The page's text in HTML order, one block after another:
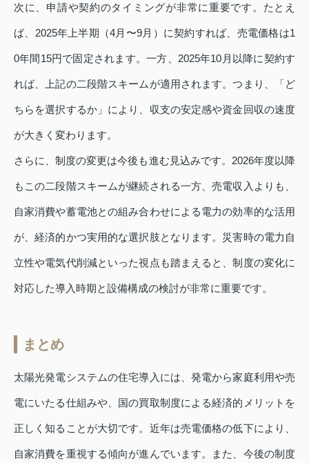
次に、申請や契約のタイミングが非常に重要です。たとえ
ば、2025年上半期（4月〜9月）に契約すれば、売電価格は1
0年間15円で固定されます。一方、2025年10月以降に契約す
れば、上記の二段階スキームが適用されます。つまり、「ど
ちらを選択するか」により、収支の安定感や資金回収の速度
が大きく変わります。
さらに、制度の変更は今後も進む見込みです。2026年度以降
もこの二段階スキームが継続される一方、売電収入よりも、
自家消費や蓄電池との組み合わせによる電力の効率的な活用
が、経済的かつ実用的な選択肢となります。災害時の電力自
立性や電気代削減といった視点も踏まえると、制度の変化に
対応した導入時期と設備構成の検討が非常に重要です。
まとめ
太陽光発電システムの住宅導入には、発電から家庭利用や売
電にいたる仕組みや、国の買取制度による経済的メリットを
正しく知ることが大切です。近年は売電価格の低下により、
自家消費を重視する傾向が進んでいます。また、今後の制度